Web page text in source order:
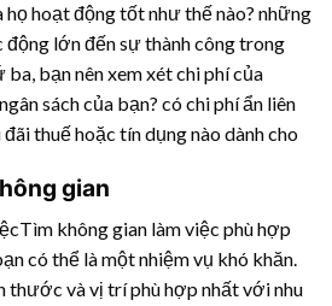
hoạt động tốt như thế nào? những
động lớn đến sự thành công trong
bạn nên xem xét chi phí của
sách của bạn? có chi phí ẩn liên
thuế hoặc tín dụng nào dành cho
gian
không gian làm việc phù hợp
có thể là một nhiệm vụ khó khăn.
thước và vị trí phù hợp nhất với nhu